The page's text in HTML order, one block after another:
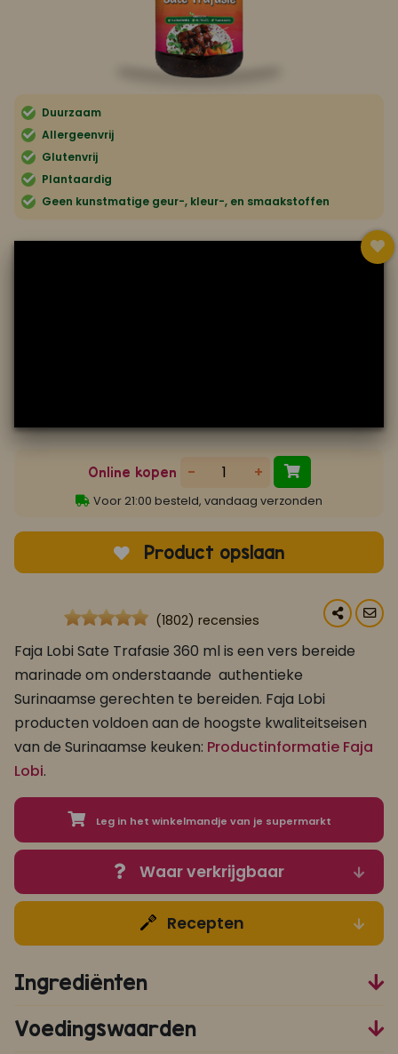
Koop ons bestseller kookboek
Duurzaam
Allergeenvrij
Glutenvrij
Plantaardig
Geen kunstmatige geur-, kleur-, en smaakstoffen
Online kopen - +
Voor 21:00 besteld, vandaag verzonden
Product opslaan
(1802) recensies
Faja Lobi Sate Trafasie 360 ml is een vers bereide
marinade om onderstaande authentieke
Surinaamse gerechten te bereiden. Faja Lobi
producten voldoen aan de hoogste kwaliteitseisen
van de Surinaamse keuken: Productinformatie Faja
Lobi.
Leg in het winkelmandje van je supermarkt
Waar verkrijgbaar
Recepten
Ingrediënten
Voedingswaarden